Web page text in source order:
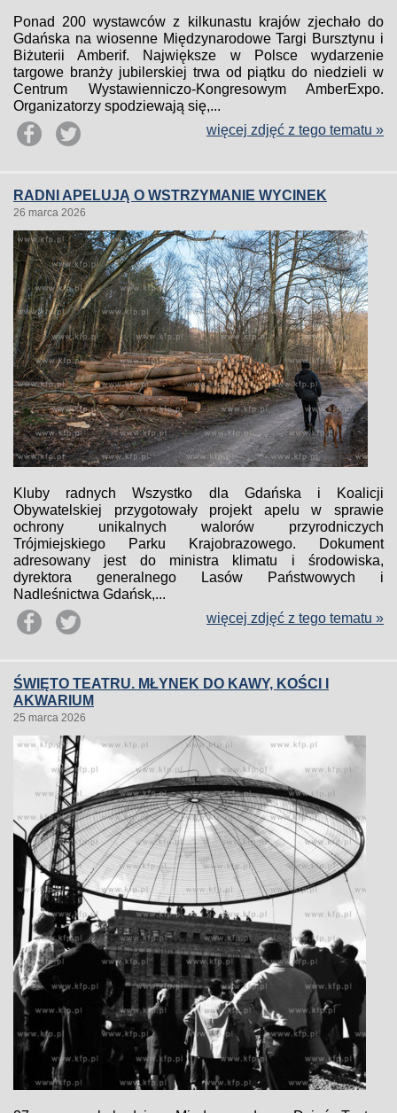
Ponad 200 wystawców z kilkunastu krajów zjechało do
Gdańska na wiosenne Międzynarodowe Targi Bursztynu i
Biżuterii Amberif. Największe w Polsce wydarzenie
targowe branży jubilerskiej trwa od piątku do niedzieli w
Centrum Wystawienniczo-Kongresowym AmberExpo.
Organizatorzy spodziewają się,...
więcej zdjęć z tego tematu »
RADNI APELUJĄ O WSTRZYMANIE WYCINEK
26 marca 2026
Kluby radnych Wszystko dla Gdańska i Koalicji
Obywatelskiej przygotowały projekt apelu w sprawie
ochrony unikalnych walorów przyrodniczych
Trójmiejskiego Parku Krajobrazowego. Dokument
adresowany jest do ministra klimatu i środowiska,
dyrektora generalnego Lasów Państwowych i
Nadleśnictwa Gdańsk,...
więcej zdjęć z tego tematu »
ŚWIĘTO TEATRU. MŁYNEK DO KAWY, KOŚCI I
AKWARIUM
25 marca 2026